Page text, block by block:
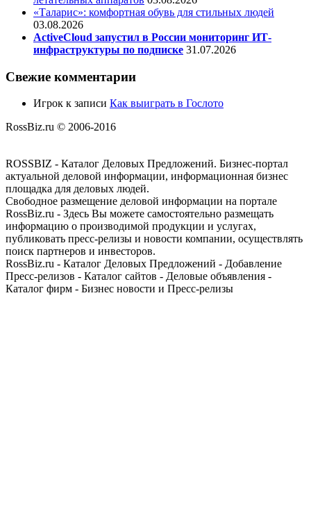
«Таларис»: комфортная обувь для стильных людей
03.08.2026
ActiveCloud запустил в России мониторинг ИТ-
инфраструктуры по подписке 31.07.2026
Свежие комментарии
Игрок к записи Как выиграть в Гослото
RossBiz.ru © 2006-2016
ROSSBIZ - Каталог Деловых Предложений. Бизнес-портал
актуальной деловой информации, информационная бизнес
площадка для деловых людей.
Свободное размещение деловой информации на портале
RossBiz.ru - Здесь Вы можете самостоятельно размещать
информацию о производимой продукции и услугах,
публиковать пресс-релизы и новости компании, осуществлять
поиск партнеров и инвесторов.
RossBiz.ru - Каталог Деловых Предложений - Добавление
Пресс-релизов - Каталог сайтов - Деловые объявления -
Каталог фирм - Бизнес новости и Пресс-релизы